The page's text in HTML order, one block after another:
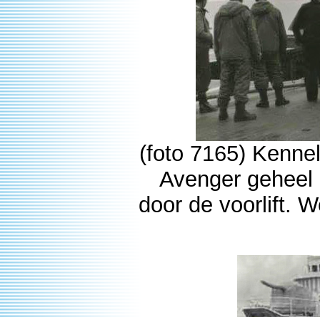
(foto 7165)
Avenger
door de voorlift.